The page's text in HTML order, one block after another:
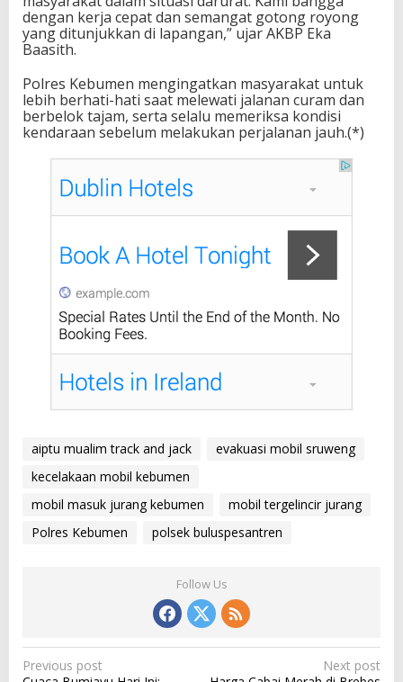
dengan kerja cepat dan semangat gotong royong
yang ditunjukkan di lapangan,” ujar AKBP Eka
Baasith.
Polres Kebumen mengingatkan masyarakat untuk
lebih berhati-hati saat melewati jalanan curam dan
berbelok tajam, serta selalu memeriksa kondisi
kendaraan sebelum melakukan perjalanan jauh.(*)
aiptu mualim track and jack
evakuasi mobil sruweng
kecelakaan mobil kebumen
mobil masuk jurang kebumen
mobil tergelincir jurang
Polres Kebumen
polsek buluspesantren
Follow Us
P
Previous post
Next post